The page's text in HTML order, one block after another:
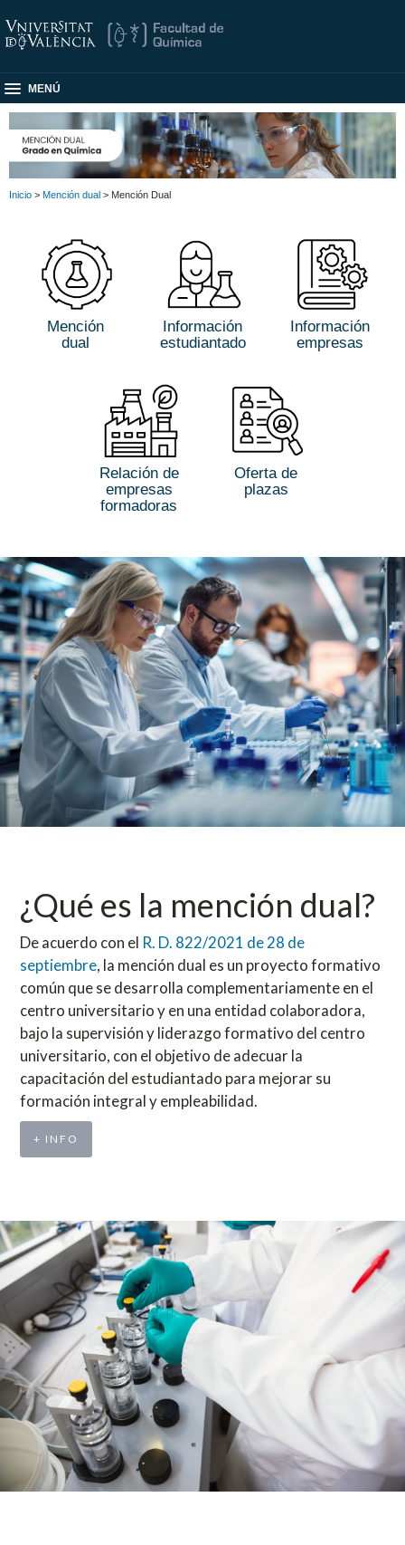
MENÚ
Inicio > Mención dual > Mención Dual
Mención
dual
Información
estudiantado
Información
empresas
Relación de
empresas
formadoras
Oferta de
plazas
¿Qué es la mención dual?
De acuerdo con el R. D. 822/2021 de 28 de
septiembre, la mención dual es un proyecto formativo
común que se desarrolla complementariamente en el
centro universitario y en una entidad colaboradora,
bajo la supervisión y liderazgo formativo del centro
universitario, con el objetivo de adecuar la
capacitación del estudiantado para mejorar su
formación integral y empleabilidad.
+ INFO